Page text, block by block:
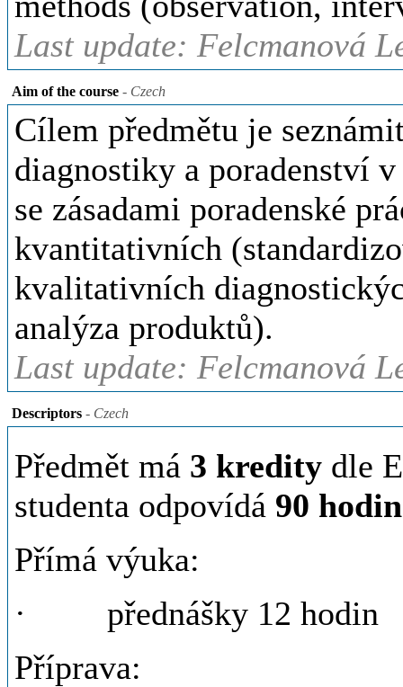
Last update: Felcmanová
Aim of the course - Czech
Cílem předmětu je
diagnostiky a poradenství
se zásadami poradenské
kvantitativních
kvalitativních
analýza produktů).
Last update: Felcmanová
Descriptors - Czech
Předmět má 3 kredity dle
studenta odpovídá 90
Přímá výuka:
· přednášky 12 hodin
Příprava: